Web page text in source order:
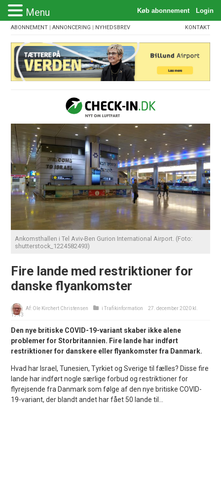
ABONNEMENT |ANNONCERING | NYHEDSBREV KONTAKT
Ankomsthallen i Tel Aviv-Ben Gurion International Airport. (Foto:
shutterstock_1224582493)
Fire lande med restriktioner for
danske flyankomster
Af: Ole Kirchert Christensen iTrafikinformation
27. december 2020 kl.
19:43
Den nye britiske COVID-19-variant skaber ikke alene
problemer for Storbritannien. Fire lande har indført
restriktioner for danskere eller flyankomster fra Danmark.
Hvad har Israel, Tunesien, Tyrkiet og Sverige til fælles? Disse fire
lande har indført nogle særlige forbud og restriktioner for
flyrejsende fra Danmark som følge af den nye britiske COVID-
19-variant, der blandt andet har fået 50 lande til...
Menu